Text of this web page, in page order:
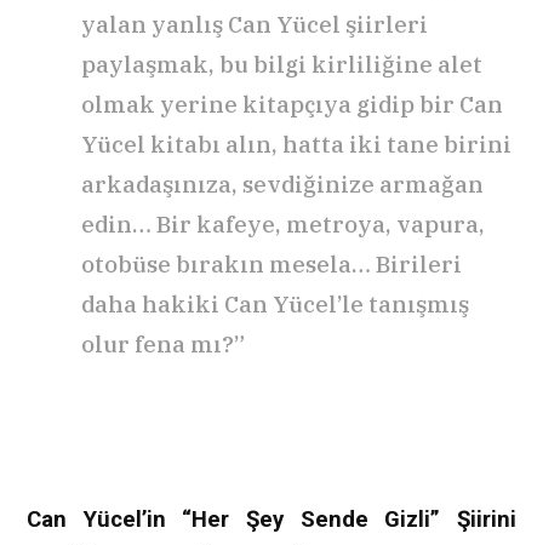
yalan yanlış Can Yücel şiirleri
paylaşmak, bu bilgi kirliliğine alet
olmak yerine kitapçıya gidip bir Can
Yücel kitabı alın, hatta iki tane birini
arkadaşınıza, sevdiğinize armağan
edin… Bir kafeye, metroya, vapura,
otobüse bırakın mesela… Birileri
daha hakiki Can Yücel’le tanışmış
olur fena mı?”
Can Yücel’in “Her Şey Sende Gizli” Şiirini